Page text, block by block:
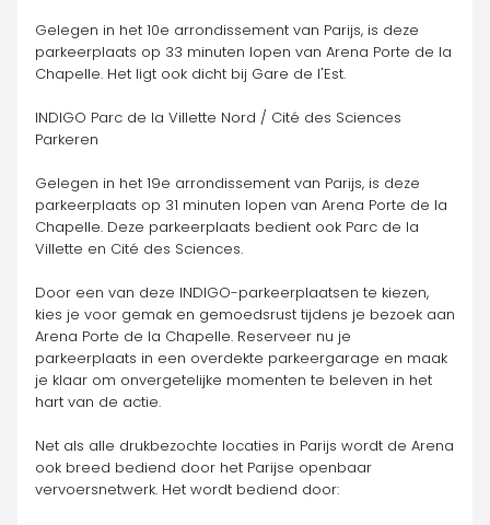
Gelegen in het 10e arrondissement van Parijs, is deze
parkeerplaats op 33 minuten lopen van Arena Porte de la
Chapelle. Het ligt ook dicht bij Gare de l'Est.
INDIGO Parc de la Villette Nord / Cité des Sciences
Parkeren
Gelegen in het 19e arrondissement van Parijs, is deze
parkeerplaats op 31 minuten lopen van Arena Porte de la
Chapelle. Deze parkeerplaats bedient ook Parc de la
Villette en Cité des Sciences.
Door een van deze INDIGO-parkeerplaatsen te kiezen,
kies je voor gemak en gemoedsrust tijdens je bezoek aan
Arena Porte de la Chapelle. Reserveer nu je
parkeerplaats in een overdekte parkeergarage en maak
je klaar om onvergetelijke momenten te beleven in het
hart van de actie.
Net als alle drukbezochte locaties in Parijs wordt de Arena
ook breed bediend door het Parijse openbaar
vervoersnetwerk. Het wordt bediend door: